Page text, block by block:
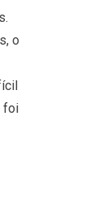
o
foi